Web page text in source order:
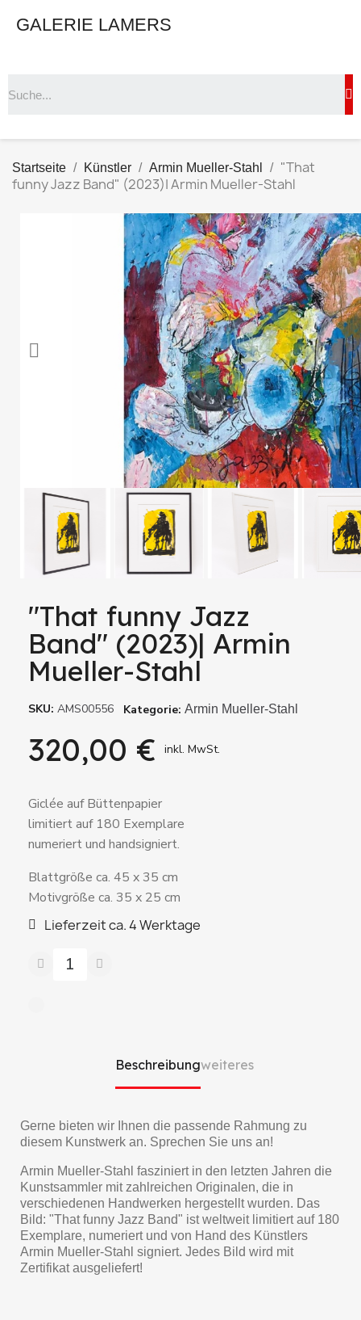
GALERIE LAMERS
Startseite Künstler Armin Mueller-Stahl
"That
funny Jazz Band" (2023)| Armin Mueller-Stahl
"That funny Jazz
Band" (2023)| Armin
Mueller-Stahl
SKU AMS00556 Kategorie Armin Mueller-Stahl
320,00 € inkl. MwSt.
Giclée auf Büttenpapier
limitiert auf 180 Exemplare
numeriert und handsigniert.
Blattgröße ca. 45 x 35 cm
Motivgröße ca. 35 x 25 cm
Lieferzeit ca. 4 Werktage
Beschreibungweiteres
Gerne bieten wir Ihnen die passende Rahmung zu
diesem Kunstwerk an. Sprechen Sie uns an!
Armin Mueller-Stahl fasziniert in den letzten Jahren die
Kunstsammler mit zahlreichen Originalen, die in
verschiedenen Handwerken hergestellt wurden. Das
Bild: "That funny Jazz Band" ist weltweit limitiert auf 180
Exemplare, numeriert und von Hand des Künstlers
Armin Mueller-Stahl signiert. Jedes Bild wird mit
Zertifikat ausgeliefert!